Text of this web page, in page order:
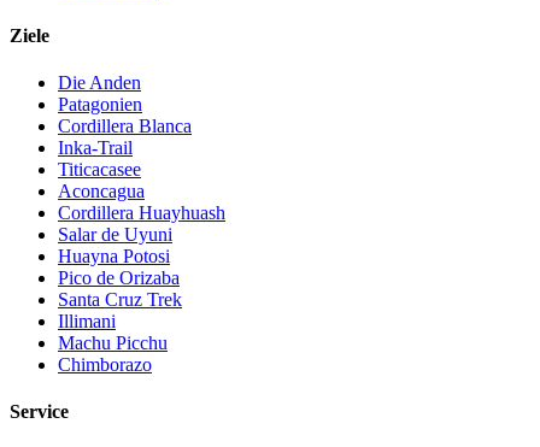
Ziele
Die Anden
Patagonien
Cordillera Blanca
Inka-Trail
Titicacasee
Aconcagua
Cordillera Huayhuash
Salar de Uyuni
Huayna Potosi
Pico de Orizaba
Santa Cruz Trek
Illimani
Machu Picchu
Chimborazo
Service